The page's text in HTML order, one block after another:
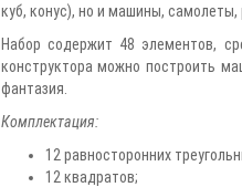
куб, конус), но и машины, самолеты,
Набор содержит 48 элементов,
конструктора можно построить
фантазия.
Комплектация:
12 равносторонних
12 квадратов;